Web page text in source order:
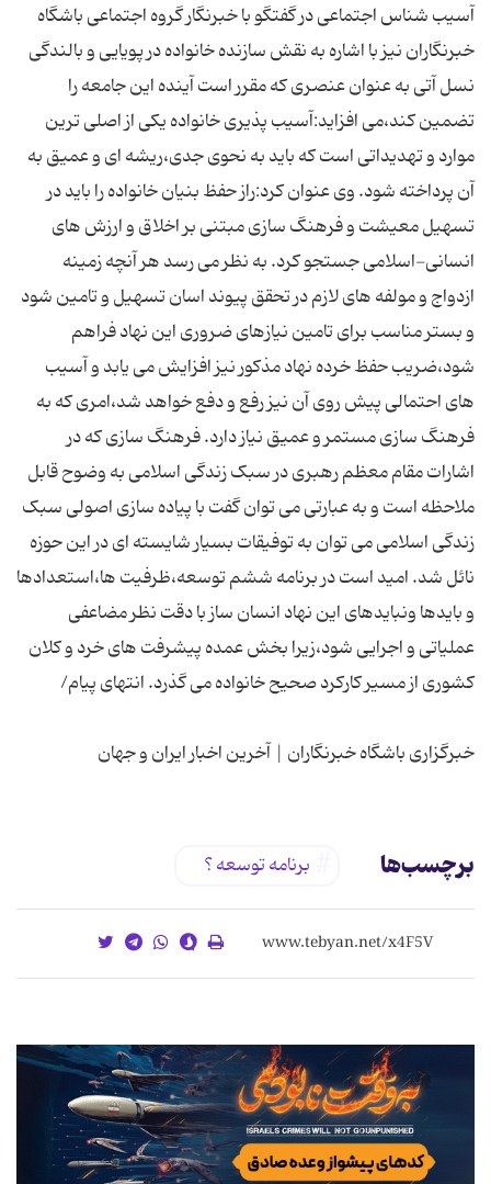
آسیب شناس اجتماعی در گفتگو با خبرنگار گروه اجتماعی باشگاه
خبرنگاران نیز با اشاره به نقش سازنده خانواده در پویایی و بالندگی
نسل آتی به عنوان عنصری که مقرر است آینده این جامعه را
تضمین کند،می افزاید:آسیب پذیری خانواده یکی از اصلی ترین
موارد و تهدیداتی است که باید به نحوی جدی،ریشه ای و عمیق به
آن پرداخته شود. وی عنوان کرد:راز حفظ بنیان خانواده را باید در
تسهیل معیشت و فرهنگ سازی مبتنی بر اخلاق و ارزش های
انسانی-اسلامی جستجو کرد. به نظر می رسد هر آنچه زمینه
ازدواج و مولفه های لازم در تحقق پیوند اسان تسهیل و تامین شود
و بستر مناسب برای تامین نیازهای ضروری این نهاد فراهم
شود،ضریب حفظ خرده نهاد مذکور نیز افزایش می یابد و آسیب
های احتمالی پیش روی آن نیز رفع و دفع خواهد شد،امری که به
فرهنگ سازی مستمر و عمیق نیاز دارد. فرهنگ سازی که در
اشارات مقام معظم رهبری در سبک زندگی اسلامی به وضوح قابل
ملاحظه است و به عبارتی می توان گفت با پیاده سازی اصولی سبک
زندگی اسلامی می توان به توفیقات بسیار شایسته ای در این حوزه
نائل شد. امید است در برنامه ششم توسعه،ظرفیت ها،استعدادها
و بایدها ونبایدهای این نهاد انسان ساز با دقت نظر مضاعفی
عملیاتی و اجرایی شود،زیرا بخش عمده پیشرفت های خرد و کلان
خبرگزاری باشگاه خبرنگاران | آخرین اخبار ایران و جهان
برچسب‌ها برنامه توسعه ؟